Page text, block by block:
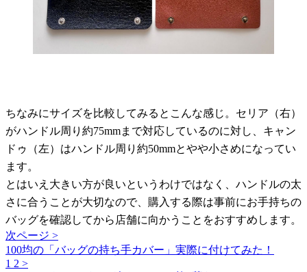
ちなみにサイズを比較してみるとこんな感じ。セリア（右）
がハンドル周り約75mmまで対応しているのに対し、キャン
ドゥ（左）はハンドル周り約50mmとやや小さめになってい
ます。
とはいえ大きい方が良いというわけではなく、ハンドルの太
さに合うことが大切なので、購入する際は事前にお手持ちの
バッグを確認してから店舗に向かうことをおすすめします。
次ページ >
100均の「バッグの持ち手カバー」実際に付けてみた！
1 2 >